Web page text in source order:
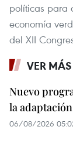
políticas para
economía
del XII
VER MÁS
Nuevo
la
06/08/2026